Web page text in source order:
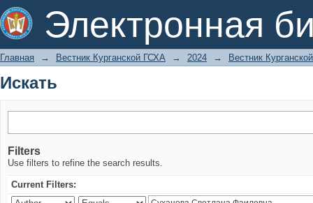
Электронная
Искать
Главная → Вестник Курганской ГСХА → 2024 → Вестник
Искать
Filters
Use filters to refine the search results.
Current Filters: